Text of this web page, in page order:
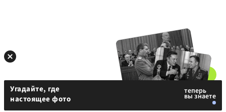
Угадайте, где
настоящее фото